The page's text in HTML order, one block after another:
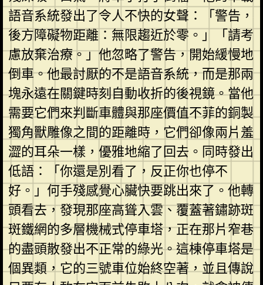
語音系統發出了令人不快的女聲：「警告，
後方障礙物距離：無限趨近於零。」「請考
慮放棄治療。」他忽略了警告，開始緩慢地
倒車。他最討厭的不是語音系統，而是那兩
塊永遠在關鍵時刻自動收折的後視鏡。當他
需要它們來判斷車體與那座價值不菲的銅製
獨角獸雕像之間的距離時，它們卻像兩片羞
澀的耳朵一樣，優雅地縮了回去。同時發出
低語：「你還是別看了，反正你也停不
好。」何手殘感覺心臟快要跳出來了。他轉
頭看去，發現那座高聳入雲、覆蓋著鏽跡斑
斑鐵網的多層機械式停車塔，正在那片窄巷
的盡頭散發出不正常的綠光。這棟停車塔是
個異類，它的三號車位始終空著，並且傳說